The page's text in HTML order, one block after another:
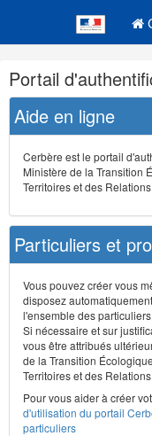
Navigation
et
outils
annexes
Portail
Aide en ligne
Cerbère est le portail
Ministère de la Transition
Territoires et des
Particuliers et
Vous pouvez créer vous
disposez
l'ensemble des particuliers.
Si nécessaire et sur
vous être attribués
de la Transition
Territoires et des
Pour vous aider à créer
d'utilisation du portail
particuliers